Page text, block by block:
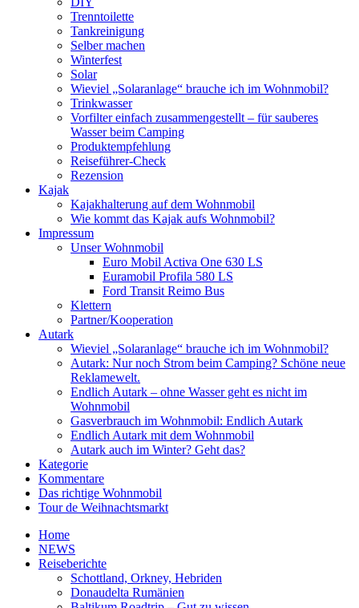
Trenntoilette
Tankreinigung
Selber machen
Winterfest
Solar
Wieviel „Solaranlage“ brauche ich im Wohnmobil?
Trinkwasser
Vorfilter einfach zusammengestellt – für sauberes
Wasser beim Camping
Produktempfehlung
Reiseführer-Check
Rezension
Kajak
Kajakhalterung auf dem Wohnmobil
Wie kommt das Kajak aufs Wohnmobil?
Impressum
Unser Wohnmobil
Euro Mobil Activa One 630 LS
Euramobil Profila 580 LS
Ford Transit Reimo Bus
Klettern
Partner/Kooperation
Autark
Wieviel „Solaranlage“ brauche ich im Wohnmobil?
Autark: Nur noch Strom beim Camping? Schöne neue
Reklamewelt.
Endlich Autark – ohne Wasser geht es nicht im
Wohnmobil
Gasverbrauch im Wohnmobil: Endlich Autark
Endlich Autark mit dem Wohnmobil
Autark auch im Winter? Geht das?
Kategorie
Kommentare
Das richtige Wohnmobil
Tour de Weihnachtsmarkt
Home
NEWS
Reiseberichte
Schottland, Orkney, Hebriden
Donaudelta Rumänien